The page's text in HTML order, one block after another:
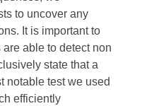
to uncover any
It is important to
able to detect non
state that a
notable test we used
efficiently